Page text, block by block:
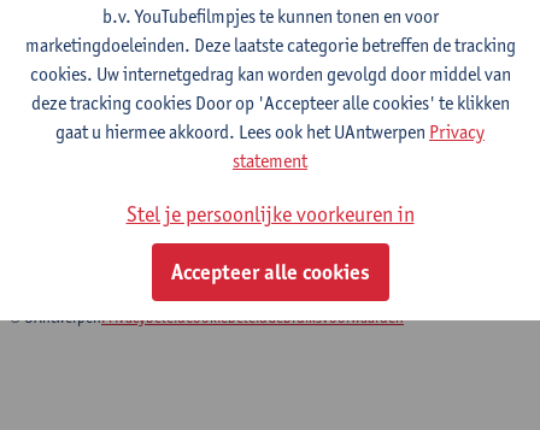
Onderzoeksgroep
It takes two to teach! De effecten van team
teaching modellen op ervaringen,
leraren tijdens lesstages.
01/05/2020 - 30/04/2024
© UAntwerpenPrivacybeleidCookiebeleidGebruiksvoorwaarden
b.v. YouTubefilmpjes te kunnen tonen en voor
marketingdoeleinden. Deze laatste categorie betreffen de tracking
cookies. Uw internetgedrag kan worden gevolgd door middel van
deze tracking cookies Door op 'Accepteer alle cookies' te klikken
gaat u hiermee akkoord. Lees ook het UAntwerpen Privacy
statement
Stel je persoonlijke voorkeuren in
Accepteer alle cookies